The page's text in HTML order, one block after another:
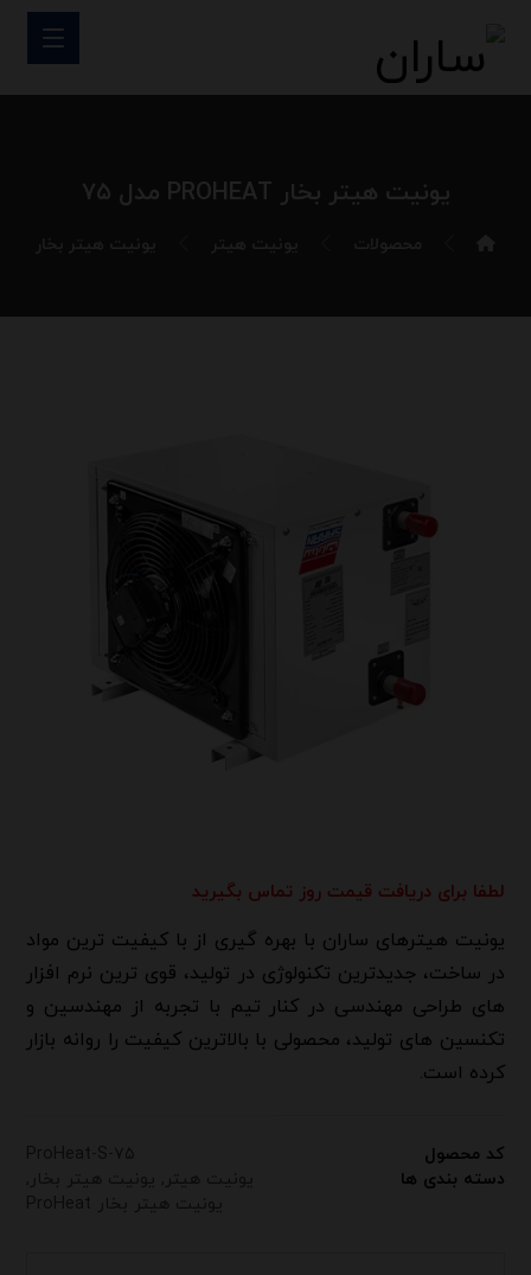
یونیت هیتر بخار PROHEAT مدل ۷۵
محصولات یونیت هیتر یونیت هیتر بخار
لطفا برای دریافت قیمت روز تماس بگیرید
یونیت هیترهای ساران با بهره گیری از با کیفیت ترین مواد
در ساخت، جدیدترین تکنولوژی در تولید، قوی ترین نرم افزار
های طراحی مهندسی در کنار تیم با تجربه از مهندسین و
تکنسین های تولید، محصولی با بالاترین کیفیت را روانه بازار
کرده است.
کد محصول
دسته بندی ها